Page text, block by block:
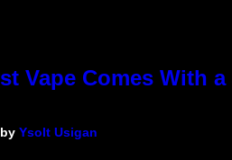
Vape Comes With
Ysolt Usigan